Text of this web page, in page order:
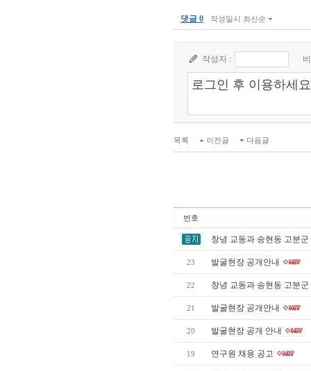
댓글 0 작성일시 최신순
작성자 :
목록 이전글 다음글
번호
창녕 교동과 송현동 고분
23 발굴현장 공개안내
22 창녕 교동과 송현동 고분
21 발굴현장 공개안내
20 발굴현장 공개 안내
19 연구원 채용 공고